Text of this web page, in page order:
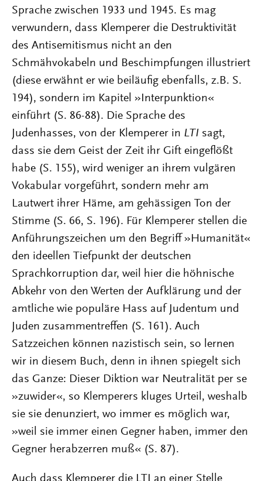
Sprache zwischen 1933 und 1945. Es mag
verwundern, dass Klemperer die Destruktivität
des Antisemitismus nicht an den
Schmähvokabeln und Beschimpfungen illustriert
(diese erwähnt er wie beiläufig ebenfalls, z.B. S.
194), sondern im Kapitel »Interpunktion«
einführt (S. 86-88). Die Sprache des
Judenhasses, von der Klemperer in LTI sagt,
dass sie dem Geist der Zeit ihr Gift eingeflößt
habe (S. 155), wird weniger an ihrem vulgären
Vokabular vorgeführt, sondern mehr am
Lautwert ihrer Häme, am gehässigen Ton der
Stimme (S. 66, S. 196). Für Klemperer stellen die
Anführungszeichen um den Begriff »Humanität«
den ideellen Tiefpunkt der deutschen
Sprachkorruption dar, weil hier die höhnische
Abkehr von den Werten der Aufklärung und der
amtliche wie populäre Hass auf Judentum und
Juden zusammentreffen (S. 161). Auch
Satzzeichen können nazistisch sein, so lernen
wir in diesem Buch, denn in ihnen spiegelt sich
das Ganze: Dieser Diktion war Neutralität per se
»zuwider«, so Klemperers kluges Urteil, weshalb
sie sie denunziert, wo immer es möglich war,
»weil sie immer einen Gegner haben, immer den
Gegner herabzerren muß« (S. 87).